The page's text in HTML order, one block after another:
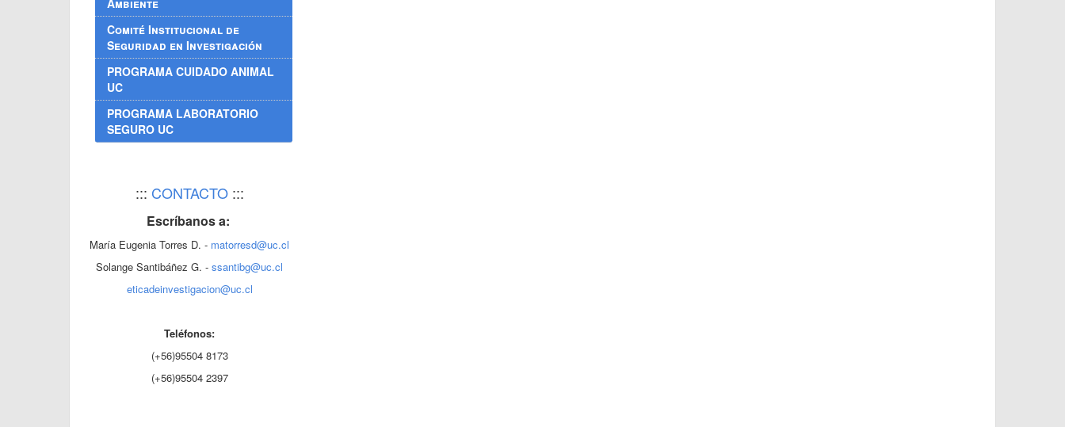
Ambiente
Comité Institucional de
Seguridad en Investigación
PROGRAMA CUIDADO ANIMAL
UC
PROGRAMA LABORATORIO
SEGURO UC
::: CONTACTO:::
Escríbanos a:
María Eugenia Torres D. - matorresd@uc.cl
Solange Santibáñez G. -ssantibg@uc.cl
eticadeinvestigacion@uc.cl
Teléfonos:
(+56)95504 8173
(+56)95504 2397